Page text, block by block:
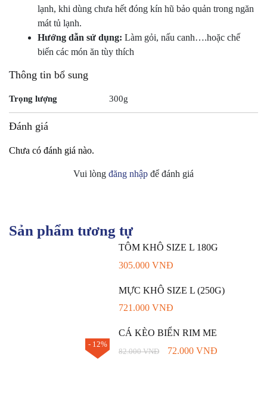
lạnh, khi dùng chưa hết đóng kín hũ bảo quản trong ngăn
mát tủ lạnh.
Hướng dẫn sử dụng: Làm gỏi, nấu canh….hoặc chế
biến các món ăn tùy thích
Thông tin bổ sung
Trọng lượng 300g
Đánh giá
Chưa có đánh giá nào.
Vui lòng đăng nhập để đánh giá
Sản phẩm tương tự
TÔM KHÔ SIZE L 180G
305.000VNĐ
MỰC KHÔ SIZE L (250G)
721.000VNĐ
- 12%
CÁ KÈO BIỂN RIM ME
82.000VNĐ 72.000VNĐ